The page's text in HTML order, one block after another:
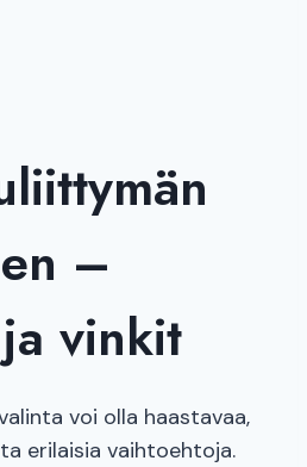
–
vinkit
voi olla haastavaa,
erilaisia vaihtoehtoja.